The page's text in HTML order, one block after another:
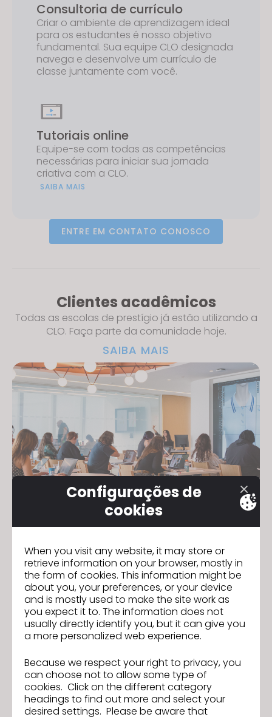
Consultoria de currículo
Criar o ambiente de aprendizagem ideal
para os estudantes é nosso objetivo
fundamental. Sua equipe CLO designada
navega e desenvolve um currículo de
classe juntamente com você.
Tutoriais online
Equipe-se com todas as competências
necessárias para iniciar sua jornada
criativa com a CLO.
SAIBA MAIS
ENTRE EM CONTATO CONOSCO
Clientes acadêmicos
Todas as escolas de prestígio já estão utilizando a
CLO. Faça parte da comunidade hoje.
SAIBA MAIS
Elegibilidade
Ensino Fundamental I
Ensino Fundamental II
Ensino médio
Universidades
Faculdades
Instituições educacionais privadas
Além da Academia
Configurações de
cookies
When you visit any website, it may store or
retrieve information on your browser, mostly in
the form of cookies. This information might be
about you, your preferences, or your device
and is mostly used to make the site work as
you expect it to. The information does not
usually directly identify you, but it can give you
a more personalized web experience.
Because we respect your right to privacy, you
can choose not to allow some type of
cookies. Click on the different category
headings to find out more and select your
desired settings. Please be aware that